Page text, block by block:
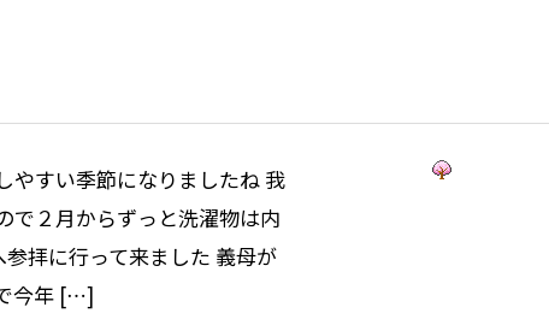
やすい季節になりましたね 我
で２月からずっと洗濯物は内
拝に行って来ました 義母が
今年 […]